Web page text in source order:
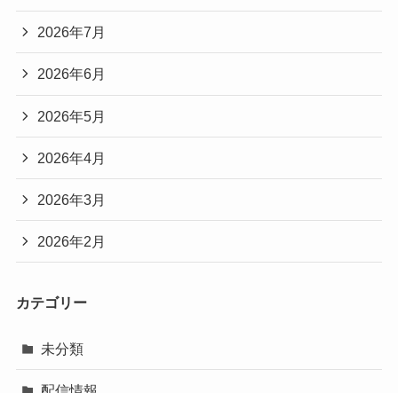
2026年7月
2026年6月
2026年5月
2026年4月
2026年3月
2026年2月
カテゴリー
未分類